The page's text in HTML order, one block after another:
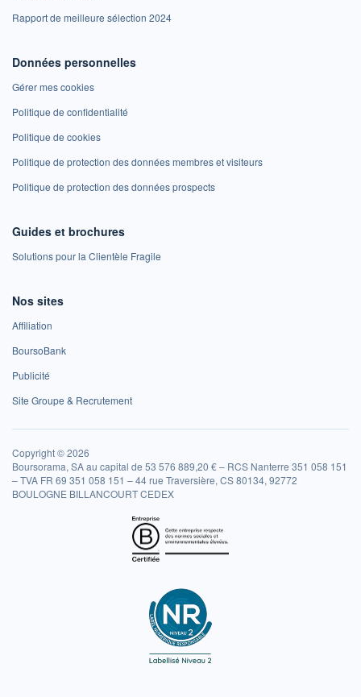
Rapport de meilleure sélection 2024
Données personnelles
Gérer mes cookies
Politique de confidentialité
Politique de cookies
Politique de protection des données membres et visiteurs
Politique de protection des données prospects
Guides et brochures
Solutions pour la Clientèle Fragile
Nos sites
Affiliation
BoursoBank
Publicité
Site Groupe & Recrutement
Copyright © 2026
Boursorama, SA au capital de 53 576 889,20 € – RCS Nanterre 351 058 151
– TVA FR 69 351 058 151 – 44 rue Traversière, CS 80134, 92772
BOULOGNE BILLANCOURT CEDEX